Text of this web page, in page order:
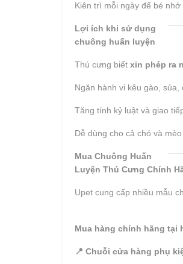
Kiên trì mỗi ngày để bé
Lợi ích khi sử dụng
chuông huấn luyện
Thú cưng biết xin phép ra
Ngăn hành vi kêu gào, sủa,
Tăng tính kỷ luật và giao
Dễ dùng cho cả chó và mèo
Mua Chuông Huấn
Luyện Thú Cưng Chính
Upet cung cấp nhiều mẫu
Mua hàng chính hãng tại
📍 Chuỗi cửa hàng phụ